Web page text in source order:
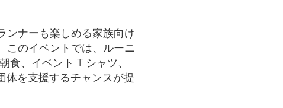
ンナーも楽しめる家族向け
このイベントでは、ルーニ
食、イベント T シャツ、
体を支援するチャンスが提